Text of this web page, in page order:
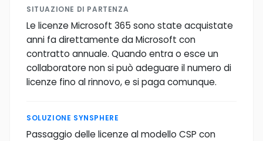
SITUAZIONE DI PARTENZA
Le licenze Microsoft 365 sono state acquistate
anni fa direttamente da Microsoft con
contratto annuale. Quando entra o esce un
collaboratore non si può adeguare il numero di
licenze fino al rinnovo, e si paga comunque.
SOLUZIONE SYNSPHERE
Passaggio delle licenze al modello CSP con